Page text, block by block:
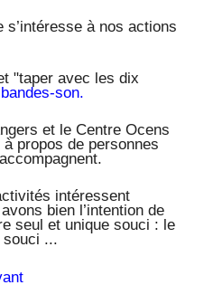
s’intéresse à nos actions
"taper avec les dix
bandes-son.
et le Centre Ocens
propos de personnes
intéressent
bien l’intention de
seul et unique souci : le
souci ...